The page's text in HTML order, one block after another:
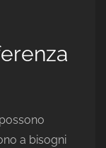
a bisogni